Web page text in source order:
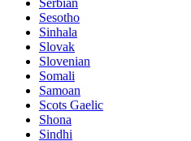
Serbian
Sesotho
Sinhala
Slovak
Slovenian
Somali
Samoan
Scots Gaelic
Shona
Sindhi